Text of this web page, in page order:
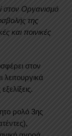
στον Οργανισμό
της
και ποινικές
στον
ρολό 3ης